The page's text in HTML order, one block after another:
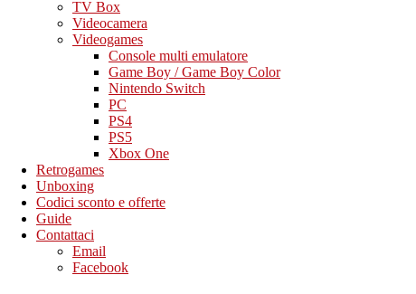
TV Box
Videocamera
Videogames
Console multi emulatore
Game Boy / Game Boy Color
Nintendo Switch
PC
PS4
PS5
Xbox One
Retrogames
Unboxing
Codici sconto e offerte
Guide
Contattaci
Email
Facebook